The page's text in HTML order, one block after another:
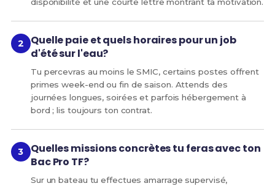
disponibilité et une courte lettre montrant ta motivation.
Quelle paie et quels horaires pour un job
d'été sur l'eau?
Tu percevras au moins le SMIC, certains postes offrent
primes week-end ou fin de saison. Attends des
journées longues, soirées et parfois hébergement à
bord ; lis toujours ton contrat.
Quelles missions concrètes tu feras avec ton
Bac Pro TF?
Sur un bateau tu effectues amarrage supervisé,